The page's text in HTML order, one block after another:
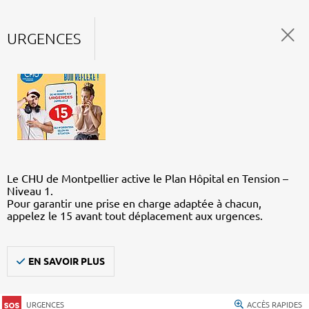
URGENCES
Le CHU de Montpellier active le Plan Hôpital en Tension –
Niveau 1.
Pour garantir une prise en charge adaptée à chacun,
appelez le 15 avant tout déplacement aux urgences.
EN SAVOIR PLUS
URGENCES ACCÈS RAPIDES